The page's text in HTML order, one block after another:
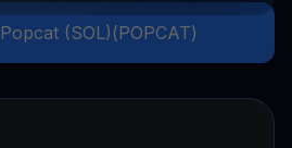
Popcat (SOL)(POPCAT)